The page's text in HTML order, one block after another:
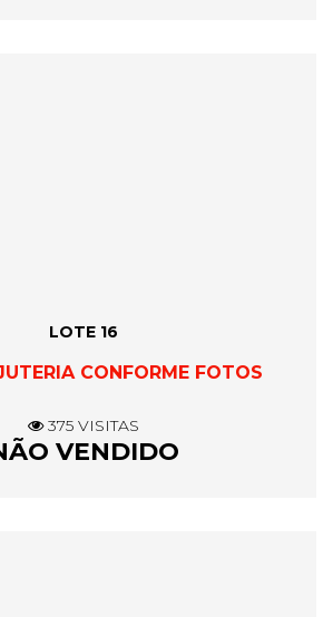
LOTE 16
CONFORME FOTOS
375 VISITAS
VENDIDO